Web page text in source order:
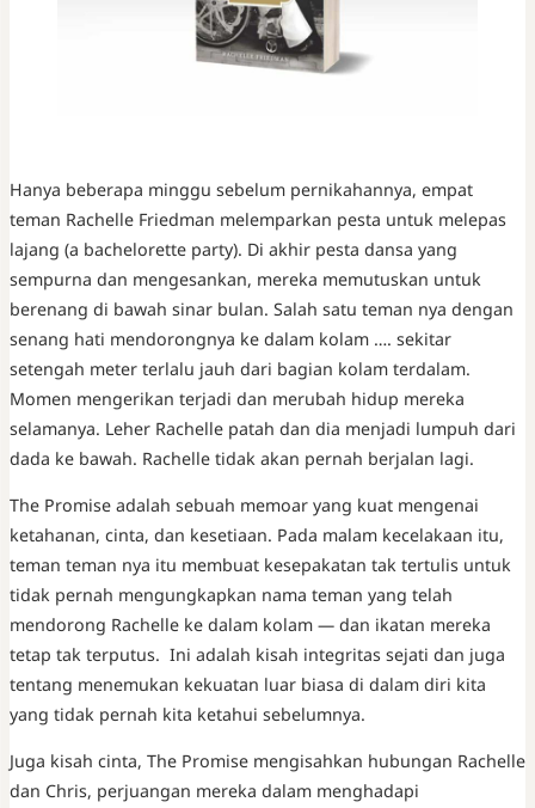
Hanya beberapa minggu sebelum pernikahannya, empat
teman Rachelle Friedman melemparkan pesta untuk melepas
lajang (a bachelorette party). Di akhir pesta dansa yang
sempurna dan mengesankan, mereka memutuskan untuk
berenang di bawah sinar bulan. Salah satu teman nya dengan
senang hati mendorongnya ke dalam kolam …. sekitar
setengah meter terlalu jauh dari bagian kolam terdalam.
Momen mengerikan terjadi dan merubah hidup mereka
selamanya. Leher Rachelle patah dan dia menjadi lumpuh dari
dada ke bawah. Rachelle tidak akan pernah berjalan lagi.
The Promise adalah sebuah memoar yang kuat mengenai
ketahanan, cinta, dan kesetiaan. Pada malam kecelakaan itu,
teman teman nya itu membuat kesepakatan tak tertulis untuk
tidak pernah mengungkapkan nama teman yang telah
mendorong Rachelle ke dalam kolam — dan ikatan mereka
tetap tak terputus. Ini adalah kisah integritas sejati dan juga
tentang menemukan kekuatan luar biasa di dalam diri kita
yang tidak pernah kita ketahui sebelumnya.
Juga kisah cinta, The Promise mengisahkan hubungan Rachelle
dan Chris, perjuangan mereka dalam menghadapi